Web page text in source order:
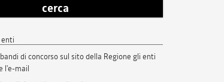
cerca
enti
di concorso sul sito della Regione gli enti
l'e-mail